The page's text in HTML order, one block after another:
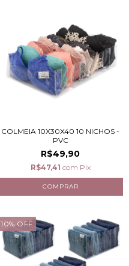
COLMEIA 10X30X40 10 NICHOS -
PVC
R$49,90
R$47,41 com Pix
10% OFF